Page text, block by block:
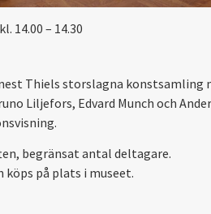
14.00 – 14.30
Thiels storslagna konstsamling
Liljefors, Edvard Munch och
begränsat antal deltagare.
på plats i museet.